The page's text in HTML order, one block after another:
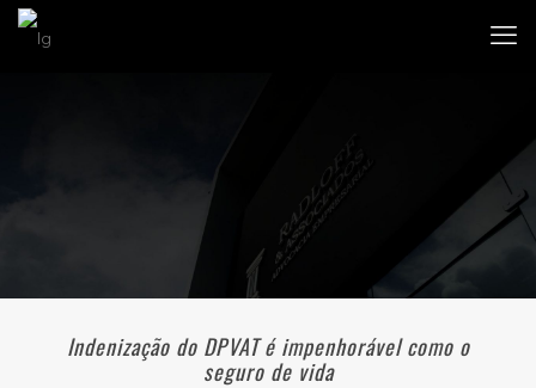
Indenização do DPVAT é impenhorável como o
seguro de vida